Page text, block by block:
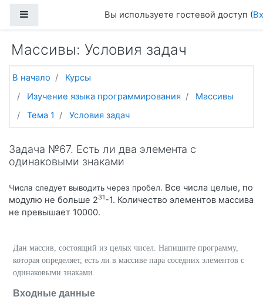
Вы используете гостевой доступ (
Массивы: Условия задач
В начало
Курсы
Изучение языка программирования
Массивы
Тема 1
Условия задач
Задача №67. Есть ли два элемента с
одинаковыми знаками
Числа следует выводить через пробел. Все числа целые, по
модулю не больше 231-1. Количество элементов массива
не превышает 10000.
Дан массив, состоящий из целых чисел. Напишите программу,
которая определяет, есть ли в массиве пара соседних элементов с
одинаковыми знаками.
Входные данные